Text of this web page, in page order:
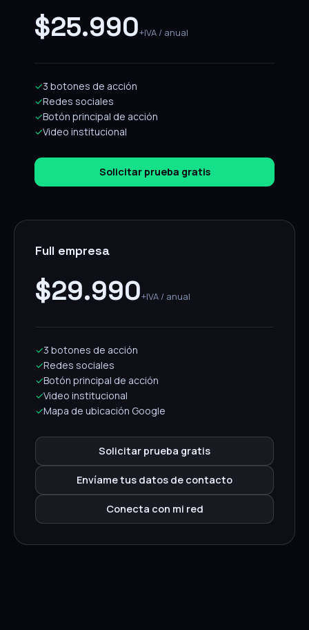
$25.990+IVA / anual
✓3 botones de acción
✓Redes sociales
✓Botón principal de acción
✓Video institucional
Solicitar prueba gratis
Full empresa
$29.990+IVA / anual
✓3 botones de acción
✓Redes sociales
✓Botón principal de acción
✓Video institucional
✓Mapa de ubicación Google
Solicitar prueba gratis
Envíame tus datos de contacto
Conecta con mi red